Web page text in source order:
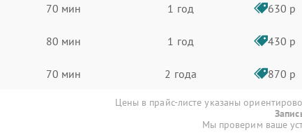
70 мин 1 год 630 р
80 мин 1 год 430 р
70 мин 2 года 870 р
Цены в прайс-листе указаны
Мы проверим ваше